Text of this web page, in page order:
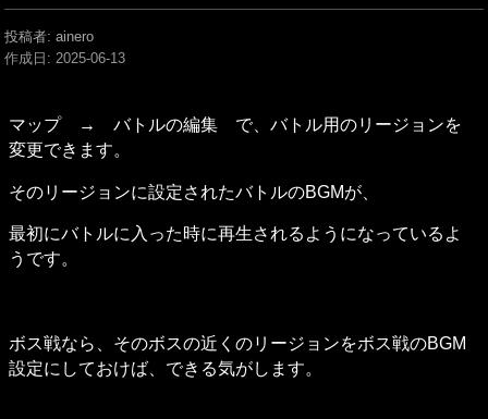
投稿者: ainero
作成日: 2025-06-13
マップ　→　バトルの編集　で、バトル用のリージョンを
変更できます。
そのリージョンに設定されたバトルのBGMが、
最初にバトルに入った時に再生されるようになっているよ
うです。
ボス戦なら、そのボスの近くのリージョンをボス戦のBGM
設定にしておけば、できる気がします。